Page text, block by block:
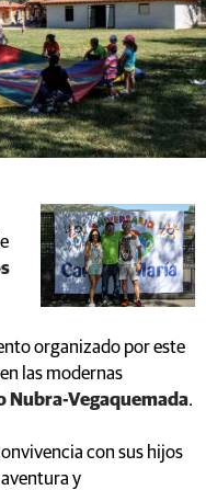
organizado por este
las modernas
Vegaquemada.
con sus hijos
y